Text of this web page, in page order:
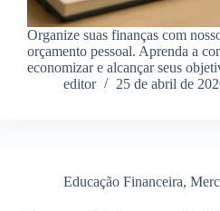
Organize suas finanças com
orçamento pessoal. Aprenda a
economizar e alcançar seus
editor
25 de abril de
Educação Financeira,